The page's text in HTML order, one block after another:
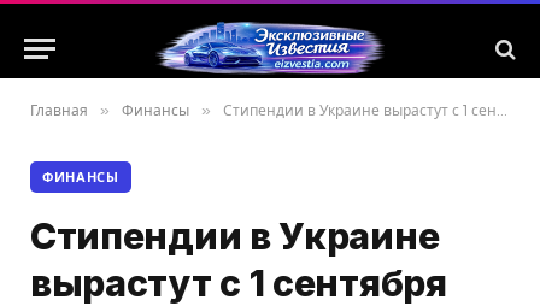
Главная » Финансы » Стипендии в Украине вырастут с 1 сентября 2026 года: какие выплаты получат студенты
ФИНАНСЫ
Стипендии в Украине
вырастут с 1 сентября